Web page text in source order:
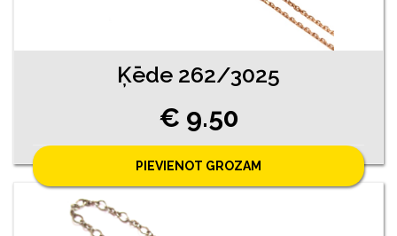
Ķēde 262/3025
€ 9.50
PIEVIENOT GROZAM